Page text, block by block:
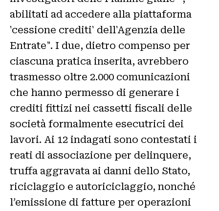
abilitati ad accedere alla piattaforma
'cessione crediti' dell'Agenzia delle
Entrate". I due, dietro compenso per
ciascuna pratica inserita, avrebbero
trasmesso oltre 2.000 comunicazioni
che hanno permesso di generare i
crediti fittizi nei cassetti fiscali delle
società formalmente esecutrici dei
lavori. Ai 12 indagati sono contestati i
reati di associazione per delinquere,
truffa aggravata ai danni dello Stato,
riciclaggio e autoriciclaggio, nonché
l’emissione di fatture per operazioni